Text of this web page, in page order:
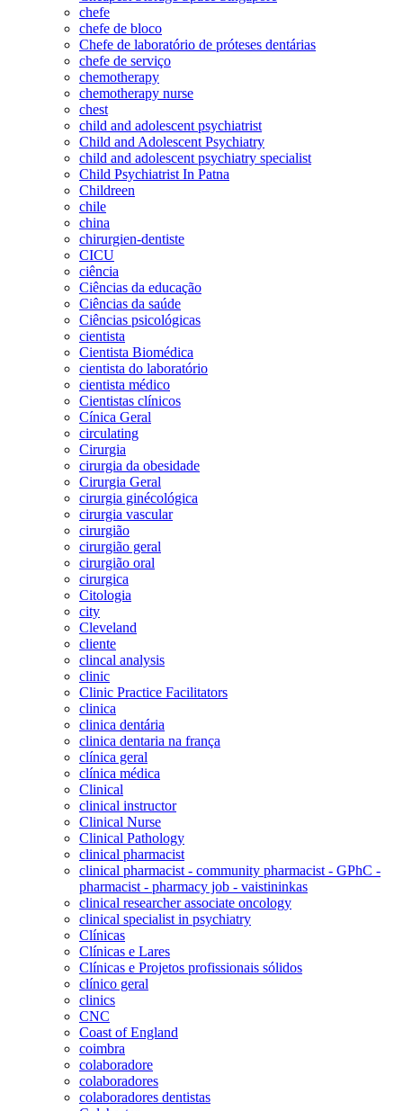
chefe
chefe de bloco
Chefe de laboratório de próteses dentárias
chefe de serviço
chemotherapy
chemotherapy nurse
chest
child and adolescent psychiatrist
Child and Adolescent Psychiatry
child and adolescent psychiatry specialist
Child Psychiatrist In Patna
Childreen
chile
china
chirurgien-dentiste
CICU
ciência
Ciências da educação
Ciências da saúde
Ciências psicológicas
cientista
Cientista Biomédica
cientista do laboratório
cientista médico
Cientistas clínicos
Cínica Geral
circulating
Cirurgia
cirurgia da obesidade
Cirurgia Geral
cirurgia ginécológica
cirurgia vascular
cirurgião
cirurgião geral
cirurgião oral
cirurgica
Citologia
city
Cleveland
cliente
clincal analysis
clinic
Clinic Practice Facilitators
clinica
clinica dentária
clinica dentaria na frança
clínica geral
clínica médica
Clinical
clinical instructor
Clinical Nurse
Clinical Pathology
clinical pharmacist
clinical pharmacist - community pharmacist - GPhC -
pharmacist - pharmacy job - vaistininkas
clinical researcher associate oncology
clinical specialist in psychiatry
Clínicas
Clínicas e Lares
Clínicas e Projetos profissionais sólidos
clínico geral
clinics
CNC
Coast of England
coimbra
colaboradore
colaboradores
colaboradores dentistas